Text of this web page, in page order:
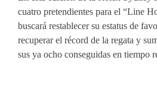
cuatro pretendientes para el “Line
buscará restablecer su estatus de
recuperar el récord de la regata y
sus ya ocho conseguidas en tiempo